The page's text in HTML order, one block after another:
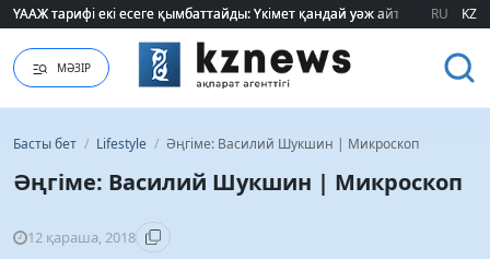
"320 мың теңге таппасаң... кедейсің": әлеуметтің табысы туралы түсінігі
RU KZ
МӘЗІР
Басты бет / Lifestyle / Әңгіме: Василий Шукшин | Микроскоп
Әңгіме: Василий Шукшин | Микроскоп
12 қараша, 2018